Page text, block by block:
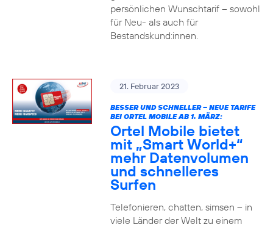
persönlichen Wunschtarif – sowohl
für Neu- als auch für
Bestandskund:innen.
21. Februar 2023
BESSER UND SCHNELLER – NEUE TARIFE
BEI ORTEL MOBILE AB 1. MÄRZ:
Ortel Mobile bietet
mit „Smart World+“
mehr Datenvolumen
und schnelleres
Surfen
Telefonieren, chatten, simsen – in
viele Länder der Welt zu einem